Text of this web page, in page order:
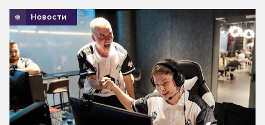
Новости